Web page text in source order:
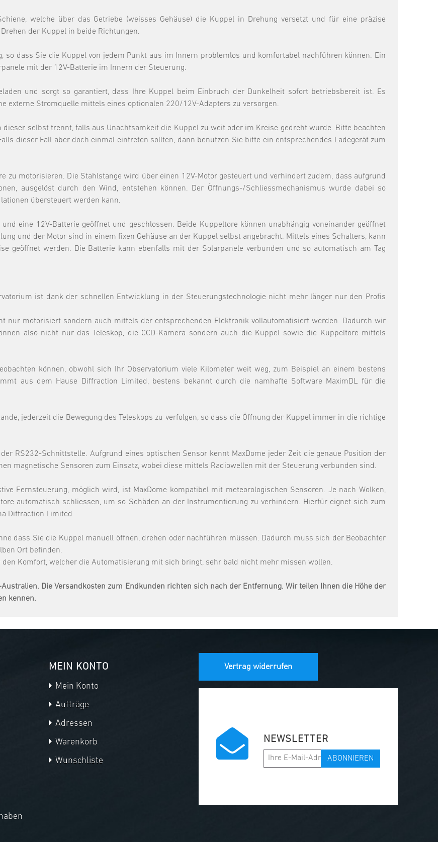
welche über das Getriebe (weisses Gehäuse) die Kuppel in Drehung versetzt und für eine präzise
der Kuppel in beide Richtungen.
so dass Sie die Kuppel von jedem Punkt aus im Innern problemlos und komfortabel nachführen können. Ein
mit der 12V-Batterie im Innern der Steuerung.
und sorgt so garantiert, dass Ihre Kuppel beim Einbruch der Dunkelheit sofort betriebsbereit ist. Es
externe Stromquelle mittels eines optionalen 220/12V-Adapters zu versorgen.
selbst trennt, falls aus Unachtsamkeit die Kuppel zu weit oder im Kreise gedreht wurde. Bitte beachten
dieser Fall aber doch einmal eintreten sollten, dann benutzen Sie bitte ein entsprechendes Ladegerät zum
zu motorisieren. Die Stahlstange wird über einen 12V-Motor gesteuert und verhindert zudem, dass aufgrund
ausgelöst durch den Wind, entstehen können. Der Öffnungs-/Schliessmechanismus wurde dabei so
übersteuert werden kann.
eine 12V-Batterie geöffnet und geschlossen. Beide Kuppeltore können unabhängig voneinander geöffnet
und der Motor sind in einem fixen Gehäuse an der Kuppel selbst angebracht. Mittels eines Schalters, kann
geöffnet werden. Die Batterie kann ebenfalls mit der Solarpanele verbunden und so automatisch am Tag
ist dank der schnellen Entwicklung in der Steuerungstechnologie nicht mehr länger nur den Profis
nur motorisiert sondern auch mittels der entsprechenden Elektronik vollautomatisiert werden. Dadurch wir
also nicht nur das Teleskop, die CCD-Kamera sondern auch die Kuppel sowie die Kuppeltore mittels
können, obwohl sich Ihr Observatorium viele Kilometer weit weg, zum Beispiel an einem bestens
aus dem Hause Diffraction Limited, bestens bekannt durch die namhafte Software MaximDL für die
jederzeit die Bewegung des Teleskops zu verfolgen, so dass die Öffnung der Kuppel immer in die richtige
RS232-Schnittstelle. Aufgrund eines optischen Sensor kennt MaxDome jeder Zeit die genaue Position der
magnetische Sensoren zum Einsatz, wobei diese mittels Radiowellen mit der Steuerung verbunden sind.
Fernsteuerung, möglich wird, ist MaxDome kompatibel mit meteorologischen Sensoren. Je nach Wolken,
automatisch schliessen, um so Schäden an der Instrumentierung zu verhindern. Hierfür eignet sich zum
Diffraction Limited.
dass Sie die Kuppel manuell öffnen, drehen oder nachführen müssen. Dadurch muss sich der Beobachter
Ort befinden.
Komfort, welcher die Automatisierung mit sich bringt, sehr bald nicht mehr missen wollen.
Die Versandkosten zum Endkunden richten sich nach der Entfernung. Wir teilen Ihnen die Höhe der
kennen.
MEIN KONTO
Mein Konto
Aufträge
Adressen
Warenkorb
Wunschliste
Vertrag widerrufen
NEWSLETTER
ABONNIEREN